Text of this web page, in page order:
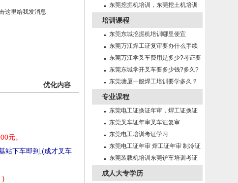
优化内容
元。
站下车即到,(成才叉车
东莞挖掘机培训，东莞挖土机培训
培训课程
东莞东城挖掘机培训哪里便宜
东莞万江焊工证复审要办什么手续
东莞万江学叉车费用是多少?考证要
多久?
东莞东城学开叉车要多少钱?多久?
东莞塘厦一般焊工培训要学多久？
专业课程
东莞电工证换证年审，焊工证换证
年审
东莞叉车证年审叉车证复审
东莞电工培训考证学习
东莞电工证年审 焊工证年审 制冷证
年审
东莞装载机培训东莞铲车培训考证
成人大专学历